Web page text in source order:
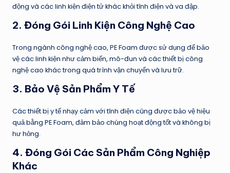
động và các linh kiện điện tử khác khỏi tĩnh điện và va đập.
2. Đóng Gói Linh Kiện Công Nghệ Cao
Trong ngành công nghệ cao, PE Foam được sử dụng để bảo
vệ các linh kiện như cảm biến, mô-đun và các thiết bị công
nghệ cao khác trong quá trình vận chuyển và lưu trữ.
3. Bảo Vệ Sản Phẩm Y Tế
Các thiết bị y tế nhạy cảm với tĩnh điện cũng được bảo vệ hiệu
quả bằng PE Foam, đảm bảo chúng hoạt động tốt và không bị
hư hỏng.
4. Đóng Gói Các Sản Phẩm Công Nghiệp
Khác